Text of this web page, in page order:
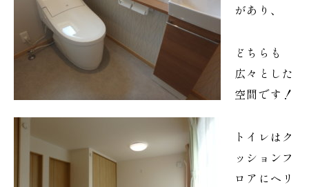
があり、
どちらも
広々とした
空間です！
トイレはク
ッションフ
ロアにヘリ